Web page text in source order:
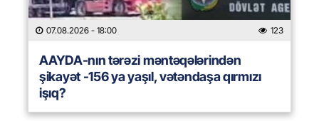
07.08.2026 - 18:00 123
AAYDA-nın tərəzi məntəqələrindən
şikayət -156 ya yaşıl, vətəndaşa qırmızı
işıq?